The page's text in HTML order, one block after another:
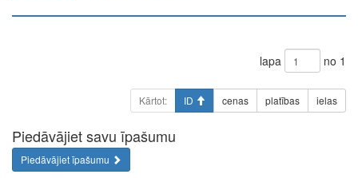
lapa no 1
Kārtot: ID cenas platības ielas
Piedāvājiet savu īpašumu
Piedāvājiet īpašumu